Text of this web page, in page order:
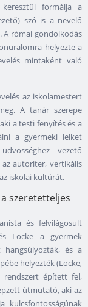
formálja a
szó is a nevelő
A római gondolkodás
helyezte a
mintaként való
az iskolamestert
A tanár szerepe
a testi fenyítés és a
a gyermeki lelket
vezető
az autoriter, vertikális
iskolai kultúrát.
szeretetteljes
és felvilágosult
Locke a gyermek
hangsúlyozták, és a
helyezték (Locke,
rendszert épített fel,
útmutató, aki az
kulcsfontosságúnak